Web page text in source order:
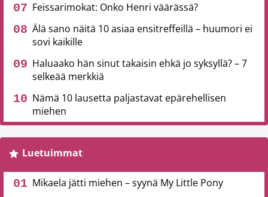
Feissarimokat: Onko Henri väärässä?
Älä sano näitä 10 asiaa ensitreffeillä – huumori ei
sovi kaikille
Haluaako hän sinut takaisin ehkä jo syksyllä? – 7
selkeää merkkiä
Nämä 10 lausetta paljastavat epärehellisen
miehen
Luetuimmat
Mikaela jätti miehen – syynä My Little Pony